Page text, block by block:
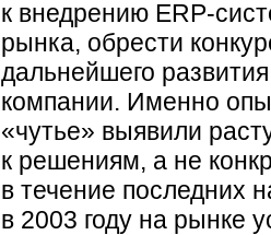
к внедрению ERP-
рынка, обрести
дальнейшего
компании. Именно
«чутье» выявили
к решениям, а не
в течение последних
в 2003 году на рынке